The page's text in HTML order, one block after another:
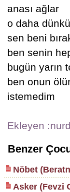
anası ağlar
o daha
sen beni
ben senin
bugün yarın
ben onun
istemedim
Ekleyen
Benzer
Nöbet
Asker (Fevzi